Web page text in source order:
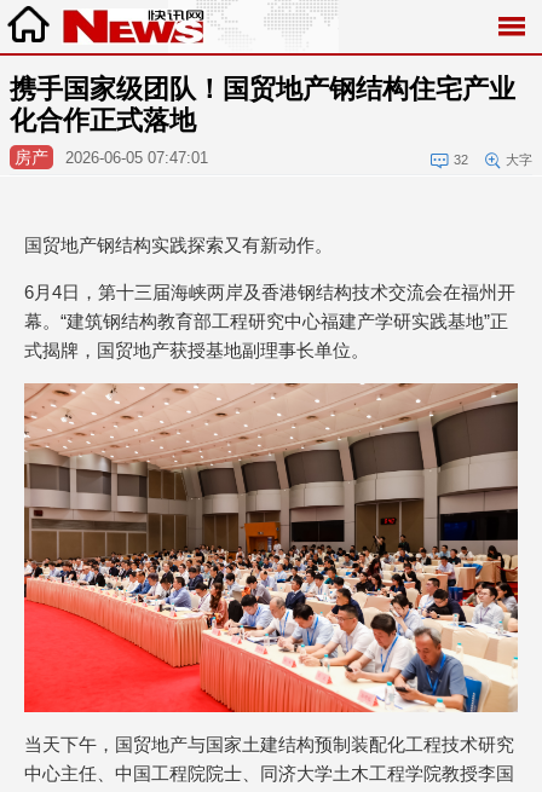
携手国家级团队！国贸地产钢结构住宅产业
化合作正式落地
房产 2026-06-05 07:47:01 32 大字
国贸地产钢结构实践探索又有新动作。
6月4日，第十三届海峡两岸及香港钢结构技术交流会在福州开
幕。“建筑钢结构教育部工程研究中心福建产学研实践基地”正
式揭牌，国贸地产获授基地副理事长单位。
当天下午，国贸地产与国家土建结构预制装配化工程技术研究
中心主任、中国工程院院士、同济大学土木工程学院教授李国